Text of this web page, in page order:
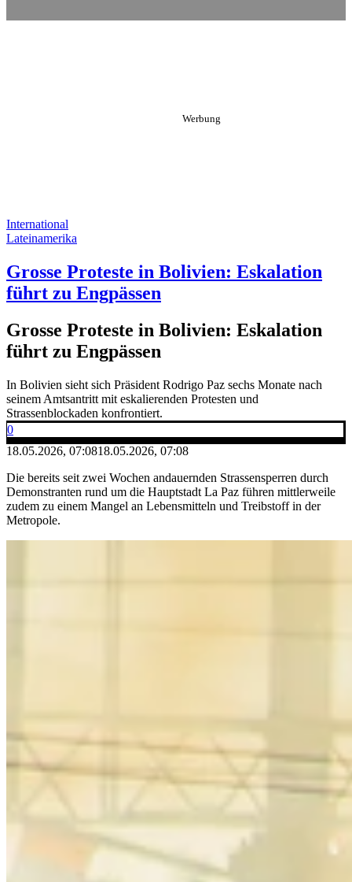
International
Lateinamerika
Grosse Proteste in Bolivien: Eskalation
führt zu Engpässen
Grosse Proteste in Bolivien: Eskalation
führt zu Engpässen
In Bolivien sieht sich Präsident Rodrigo Paz sechs Monate nach
seinem Amtsantritt mit eskalierenden Protesten und
Strassenblockaden konfrontiert.
0
18.05.2026, 07:0818.05.2026, 07:08
Die bereits seit zwei Wochen andauernden Strassensperren durch
Demonstranten rund um die Hauptstadt La Paz führen mittlerweile
zudem zu einem Mangel an Lebensmitteln und Treibstoff in der
Metropole.